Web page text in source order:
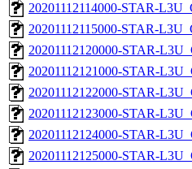
20201112114000-STAR-
20201112115000-STAR-
20201112120000-STAR-
20201112121000-STAR-
20201112122000-STAR-
20201112123000-STAR-
20201112124000-STAR-
20201112125000-STAR-